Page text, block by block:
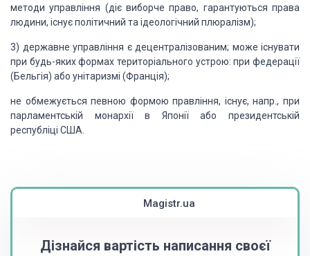
методи управління (діє виборче право, гарантуються права
людини, існує політичний та ідеологічний плюралізм);
3) державне управління є децентралізованим; може існувати
при будь-якихформах територіального устрою: при федерації
(Бельгія) або унітаризмі (Франція);
не обмежується певною формою правління, існує, напр., при
парламентській монархії в Японії або президентській
республіці США.
Magistr.ua
Дізнайся вартість написання своєї